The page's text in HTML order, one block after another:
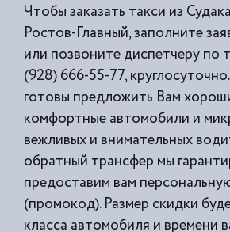
Чтобы заказать такси из
Ростов-Главный, заполните
или позвоните диспетчеру по
(928) 666-55-77,
готовы предложить Вам
комфортные автомобили и
вежливых и внимательных
обратный трансфер мы
предоставим вам
(промокод). Размер скидки
класса автомобиля и времени